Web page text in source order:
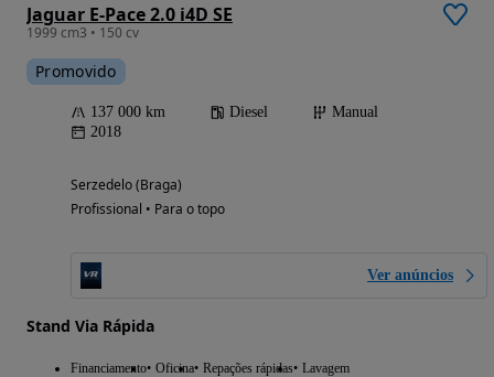
Jaguar E-Pace 2.0 i4D SE
1999 cm3 • 150 cv
Promovido
137 000 km Diesel
Manual
2018
Serzedelo (Braga)
Profissional • Para o topo
Ver anúncios
Stand Via Rápida
Financiamento Oficina Repações rápidas Lavagem